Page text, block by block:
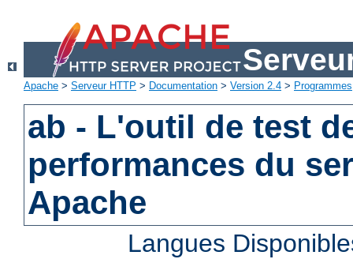
Apache > Serveur HTTP > Documentation > Version 2.4 > Programmes
ab - L'outil de test
performances du
Apache
Langues